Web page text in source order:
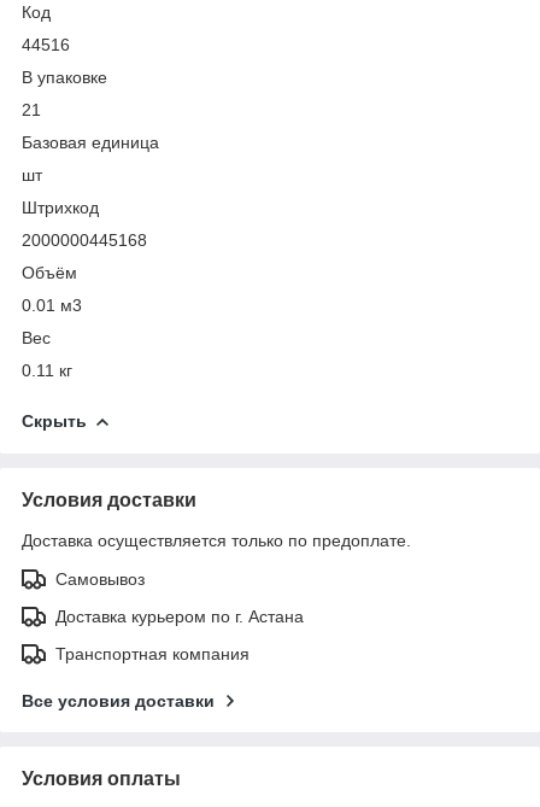
Код
44516
В упаковке
21
Базовая единица
шт
Штрихкод
2000000445168
Объём
0.01 м3
Вес
0.11 кг
Скрыть
Условия доставки
Доставка осуществляется только по предоплате.
Самовывоз
Доставка курьером по г. Астана
Транспортная компания
Все условия доставки
Условия оплаты